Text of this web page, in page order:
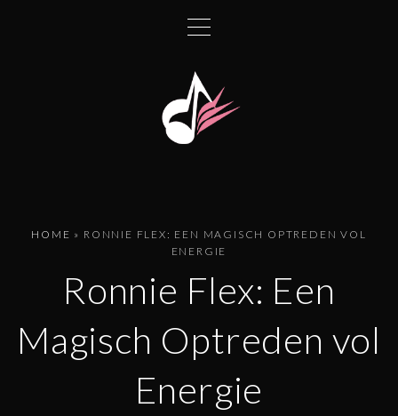
HOME » RONNIE FLEX: EEN MAGISCH OPTREDEN VOL
ENERGIE
Ronnie Flex: Een
Magisch Optreden vol
Energie